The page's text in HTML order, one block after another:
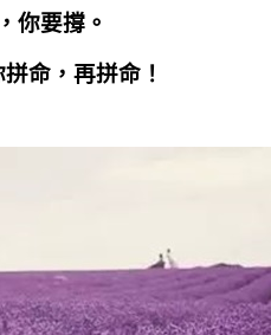
你要撐。
命，再拼命！